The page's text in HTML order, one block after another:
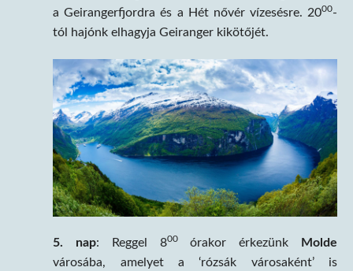
a Geirangerfjordra és a Hét nővér vízesésre. 2000-
tól hajónk elhagyja Geiranger kikötőjét.
5. nap: Reggel 800órakor érkezünk Molde
városába, amelyet a ‘rózsák városaként’ is